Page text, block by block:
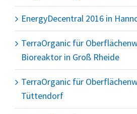
EnergyDecentral 2016 in
TerraOrganic für
Bioreaktor in Groß Rheide
TerraOrganic für
Tüttendorf